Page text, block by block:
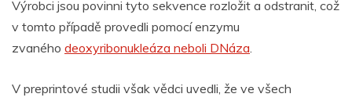
Výrobci jsou povinni tyto sekvence rozložit a odstranit, což
v tomto případě provedli pomocí enzymu
zvaného deoxyribonukleáza neboli DNáza.
V preprintové studii však vědci uvedli, že ve všech